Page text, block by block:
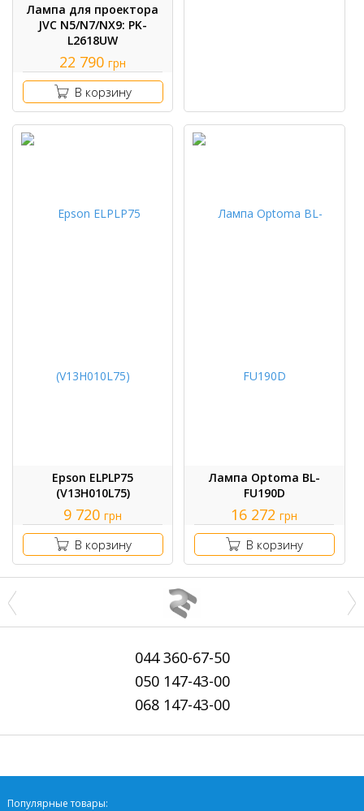
Лампа для проектора
JVC N5/N7/NX9: PK-
L2618UW
22 790 грн
В корзину
Epson ELPLP75
(V13H010L75)
9 720 грн
В корзину
Лампа Optoma BL-
FU190D
16 272 грн
В корзину
044360-67-50
050147-43-00
068147-43-00
Популярные товары: